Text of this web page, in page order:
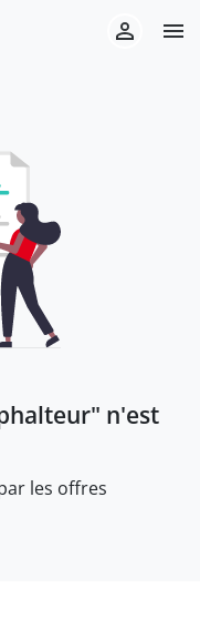
" n'est
les offres